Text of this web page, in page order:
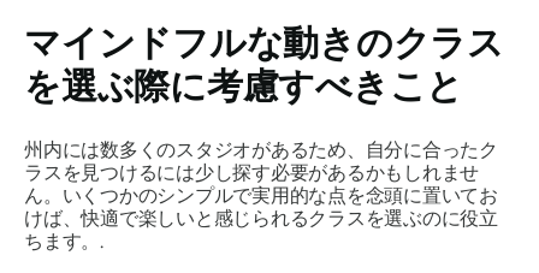
マインドフルな動きのクラス
を選ぶ際に考慮すべきこと
州内には数多くのスタジオがあるため、自分に合ったク
ラスを見つけるには少し探す必要があるかもしれませ
ん。いくつかのシンプルで実用的な点を念頭に置いてお
けば、快適で楽しいと感じられるクラスを選ぶのに役立
ちます。.